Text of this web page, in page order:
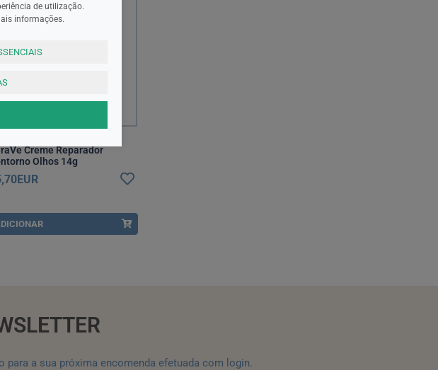
Creme Reparador
Olhos 14g
para a sua próxima encomenda efetuada com login.
de utilização.
informações.